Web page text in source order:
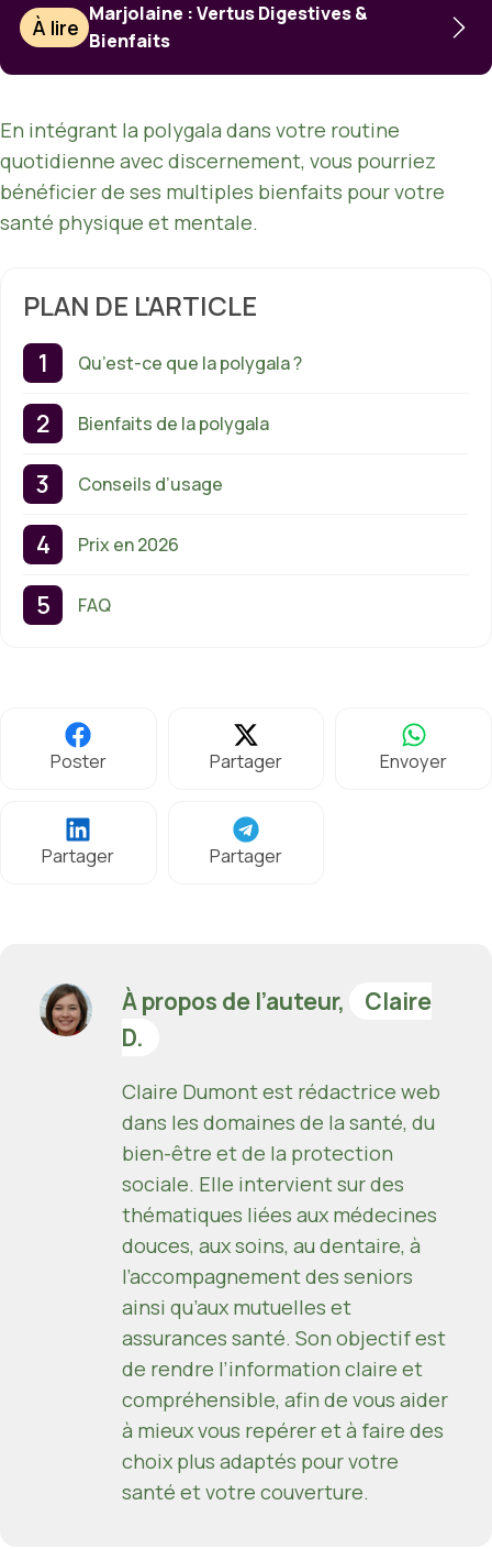
À lire
Marjolaine : Vertus Digestives &
Bienfaits
En intégrant la polygala dans votre routine
quotidienne avec discernement, vous pourriez
bénéficier de ses multiples bienfaits pour votre
santé physique et mentale.
PLAN DE L'ARTICLE
Qu’est-ce que la polygala ?
Bienfaits de la polygala
Conseils d’usage
Prix en 2026
FAQ
Poster Partager Envoyer
Partager Partager
À propos de l’auteur,
Claire
D.
Claire Dumont est rédactrice web
dans les domaines de la santé, du
bien-être et de la protection
sociale. Elle intervient sur des
thématiques liées aux médecines
douces, aux soins, au dentaire, à
l’accompagnement des seniors
ainsi qu’aux mutuelles et
assurances santé. Son objectif est
de rendre l’information claire et
compréhensible, afin de vous aider
à mieux vous repérer et à faire des
choix plus adaptés pour votre
santé et votre couverture.